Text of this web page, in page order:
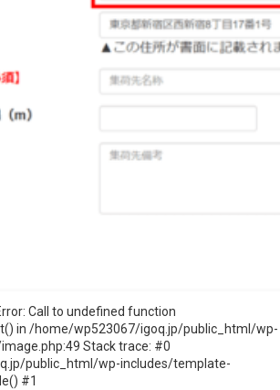
頼、プレス関連についてはこちらから
Call to undefined function
in /home/wp523067/igoq.jp/public_html/wp-
Stack trace: #0
public_html/wp-includes/template-
#1